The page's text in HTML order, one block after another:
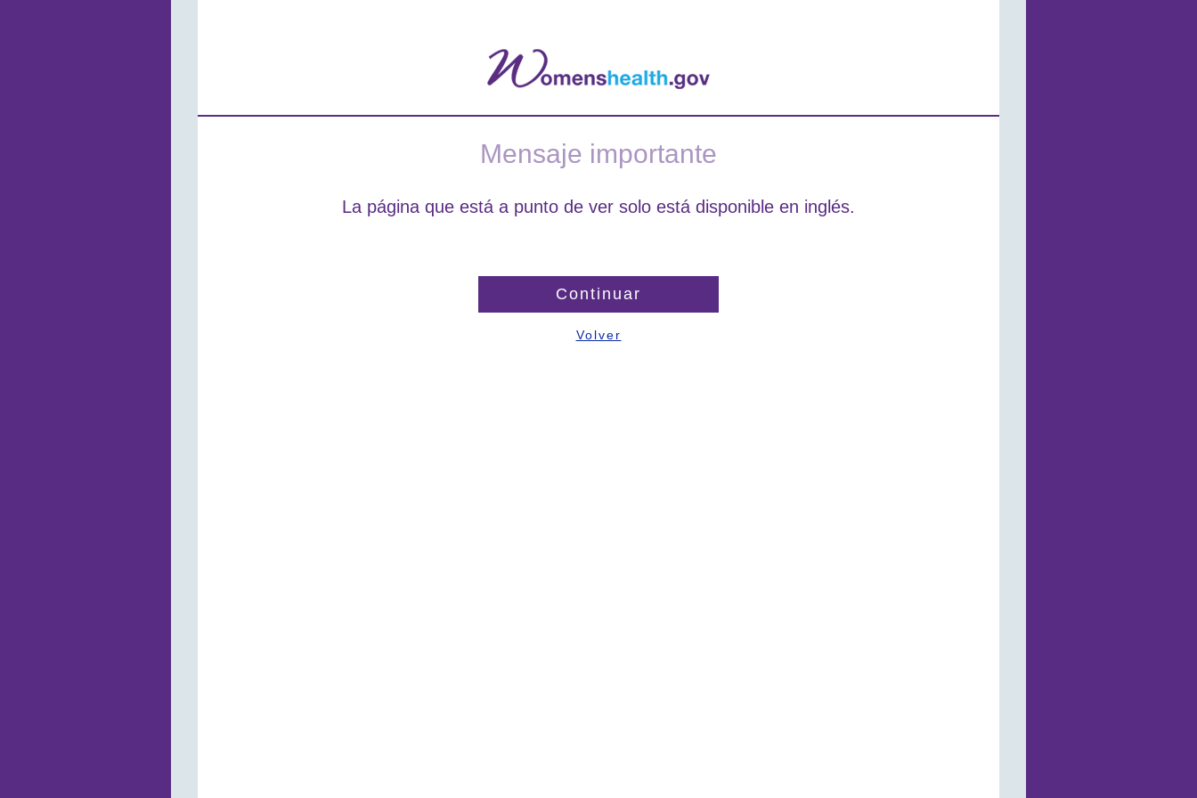
Mensaje importante
La página que está a punto de ver solo está disponible en inglés.
Continuar
Volver